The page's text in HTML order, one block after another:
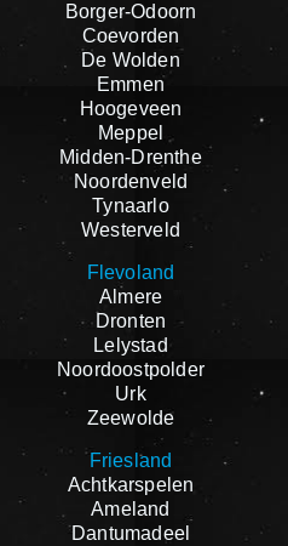
Borger-Odoorn
Coevorden
De Wolden
Emmen
Hoogeveen
Meppel
Midden-Drenthe
Noordenveld
Tynaarlo
Westerveld
Flevoland
Almere
Dronten
Lelystad
Noordoostpolder
Urk
Zeewolde
Friesland
Achtkarspelen
Ameland
Dantumadeel